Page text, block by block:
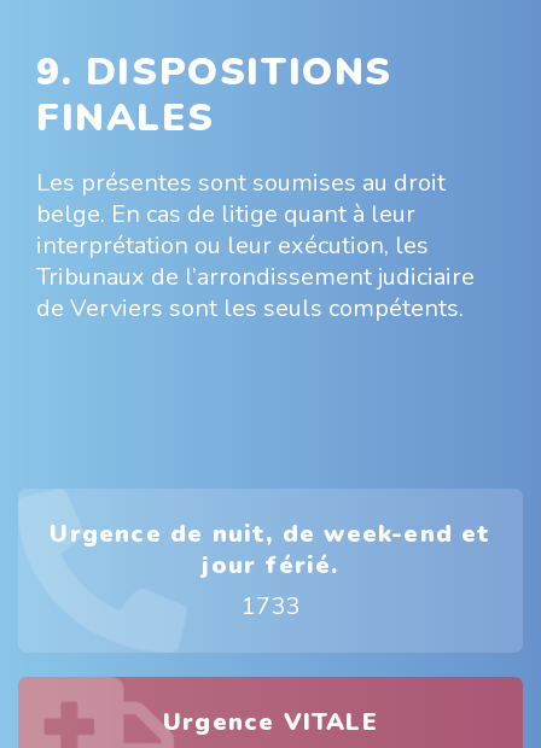
9. DISPOSITIONS
FINALES
Les présentes sont soumises au droit
belge. En cas de litige quant à leur
interprétation ou leur exécution, les
Tribunaux de l’arrondissement judiciaire
de Verviers sont les seuls compétents.
Urgence de nuit, de week-end et
jour férié.
1733
Urgence VITALE